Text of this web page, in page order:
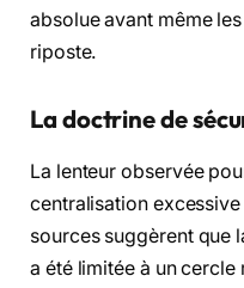
absolue avant même
riposte.
La doctrine de
La lenteur observée
centralisation
sources suggèrent que
a été limitée à un